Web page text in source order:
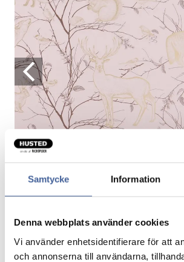
Samtycke Information
Denna webbplats använder cookies
Vi använder enhetsidentifierare för att
och annonserna till användarna,
Gavepapir Golden Forest